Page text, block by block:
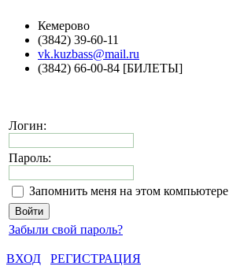
Кемерово
(3842) 39-60-11
vk.kuzbass@mail.ru
(3842) 66-00-84 [БИЛЕТЫ]
Логин:
Пароль:
Запомнить меня на этом компьютере
Забыли свой пароль?
ВХОД
РЕГИСТРАЦИЯ